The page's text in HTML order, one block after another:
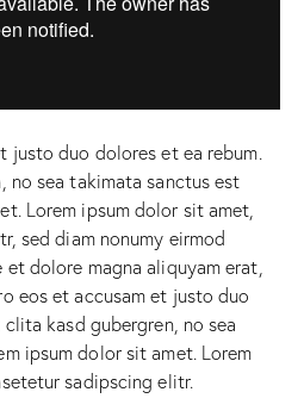
justo duo dolores et ea rebum.
no sea takimata sanctus est
Lorem ipsum dolor sit amet,
sed diam nonumy eirmod
dolore magna aliquyam erat,
eos et accusam et justo duo
kasd gubergren, no sea
ipsum dolor sit amet. Lorem
sadipscing elitr.